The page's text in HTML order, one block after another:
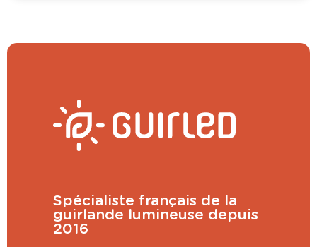
CONTINUER
Spécialiste français de la
guirlande lumineuse depuis
2016